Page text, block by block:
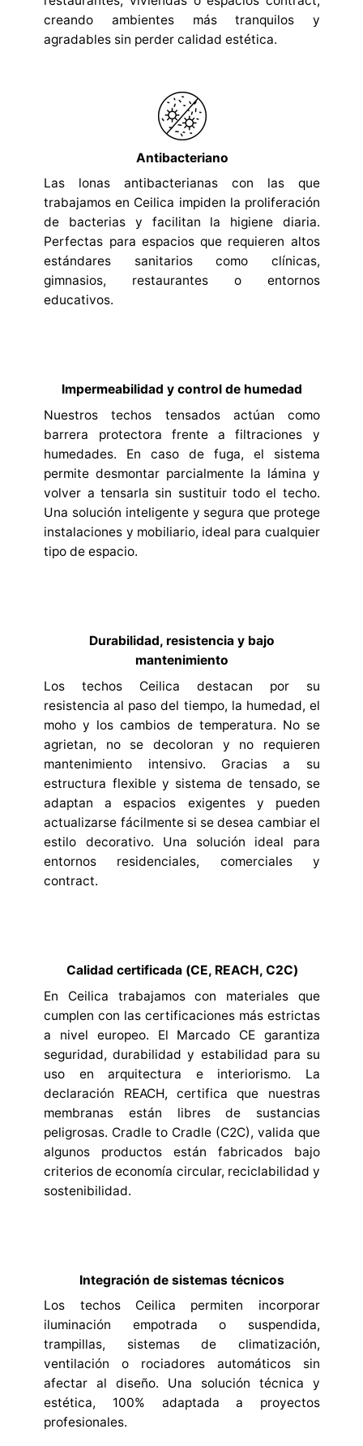
creando ambientes más tranquilos y
agradables sin perder calidad estética.
Antibacteriano
Las lonas antibacterianas con las que
trabajamos en Ceilica impiden la proliferación
de bacterias y facilitan la higiene diaria.
Perfectas para espacios que requieren altos
estándares sanitarios como clínicas,
gimnasios, restaurantes o entornos
educativos.
Impermeabilidad y control de humedad
Nuestros techos tensados actúan como
barrera protectora frente a filtraciones y
humedades. En caso de fuga, el sistema
permite desmontar parcialmente la lámina y
volver a tensarla sin sustituir todo el techo.
Una solución inteligente y segura que protege
instalaciones y mobiliario, ideal para cualquier
tipo de espacio.
Durabilidad, resistencia y bajo
mantenimiento
Los techos Ceilica destacan por su
resistencia al paso del tiempo, la humedad, el
moho y los cambios de temperatura. No se
agrietan, no se decoloran y no requieren
mantenimiento intensivo. Gracias a su
estructura flexible y sistema de tensado, se
adaptan a espacios exigentes y pueden
actualizarse fácilmente si se desea cambiar el
estilo decorativo. Una solución ideal para
entornos residenciales, comerciales y
contract.
Calidad certificada (CE, REACH, C2C)
En Ceilica trabajamos con materiales que
cumplen con las certificaciones más estrictas
a nivel europeo. El Marcado CE garantiza
seguridad, durabilidad y estabilidad para su
uso en arquitectura e interiorismo. La
declaración REACH, certifica que nuestras
membranas están libres de sustancias
peligrosas. Cradle to Cradle (C2C), valida que
algunos productos están fabricados bajo
criterios de economía circular, reciclabilidad y
sostenibilidad.
Integración de sistemas técnicos
Los techos Ceilica permiten incorporar
iluminación empotrada o suspendida,
trampillas, sistemas de climatización,
ventilación o rociadores automáticos sin
afectar al diseño. Una solución técnica y
estética, 100% adaptada a proyectos
profesionales.